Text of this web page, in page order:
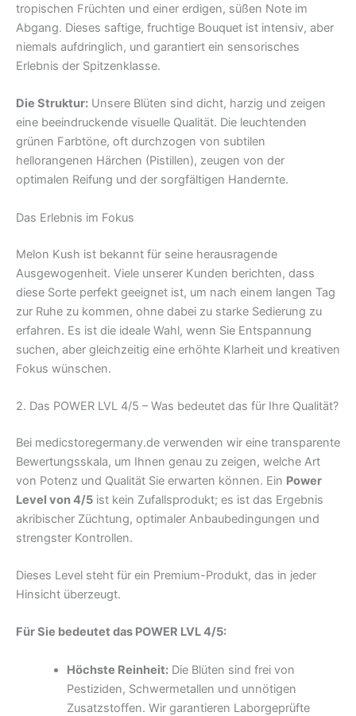
tropischen Früchten und einer erdigen, süßen Note im
Abgang. Dieses saftige, fruchtige Bouquet ist intensiv, aber
niemals aufdringlich, und garantiert ein sensorisches
Erlebnis der Spitzenklasse.
Die Struktur: Unsere Blüten sind dicht, harzig und zeigen
eine beeindruckende visuelle Qualität. Die leuchtenden
grünen Farbtöne, oft durchzogen von subtilen
hellorangenen Härchen (Pistillen), zeugen von der
optimalen Reifung und der sorgfältigen Handernte.
Das Erlebnis im Fokus
Melon Kush ist bekannt für seine herausragende
Ausgewogenheit. Viele unserer Kunden berichten, dass
diese Sorte perfekt geeignet ist, um nach einem langen Tag
zur Ruhe zu kommen, ohne dabei zu starke Sedierung zu
erfahren. Es ist die ideale Wahl, wenn Sie Entspannung
suchen, aber gleichzeitig eine erhöhte Klarheit und kreativen
Fokus wünschen.
2. Das POWER LVL 4/5 – Was bedeutet das für Ihre Qualität?
Bei medicstoregermany.de verwenden wir eine transparente
Bewertungsskala, um Ihnen genau zu zeigen, welche Art
von Potenz und Qualität Sie erwarten können. Ein Power
Level von 4/5 ist kein Zufallsprodukt; es ist das Ergebnis
akribischer Züchtung, optimaler Anbaubedingungen und
strengster Kontrollen.
Dieses Level steht für ein Premium-Produkt, das in jeder
Hinsicht überzeugt.
Für Sie bedeutet das POWER LVL 4/5:
Höchste Reinheit:Die Blüten sind frei von
Pestiziden, Schwermetallen und unnötigen
Zusatzstoffen. Wir garantieren Laborgeprüfte